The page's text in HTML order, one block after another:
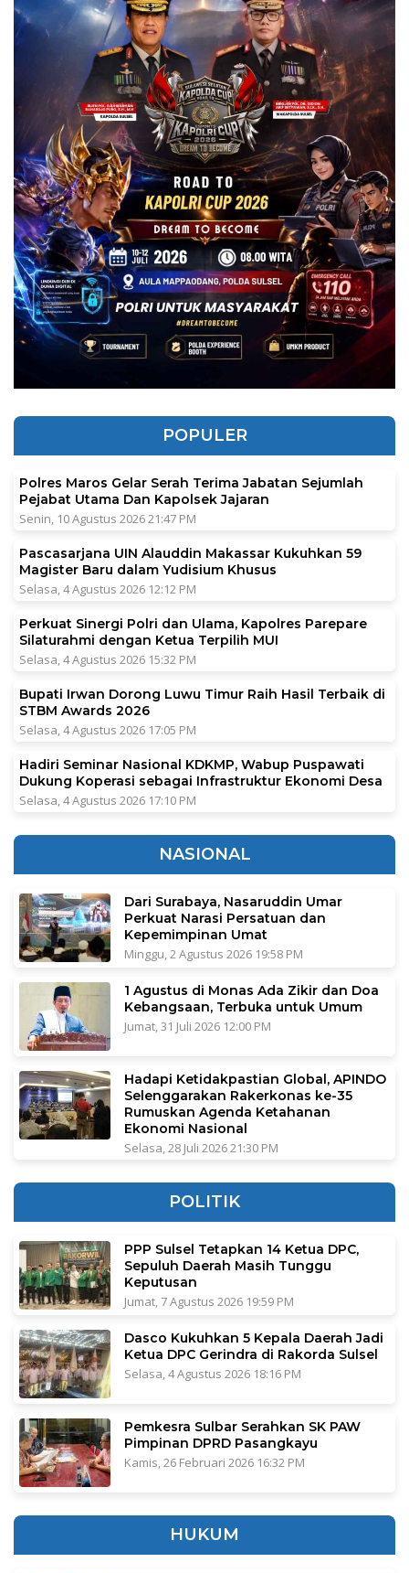
POPULER
Polres Maros Gelar Serah Terima Jabatan Sejumlah
Pejabat Utama Dan Kapolsek Jajaran
Senin, 10 Agustus 2026 21:47 PM
Pascasarjana UIN Alauddin Makassar Kukuhkan 59
Magister Baru dalam Yudisium Khusus
Selasa, 4 Agustus 2026 12:12 PM
Perkuat Sinergi Polri dan Ulama, Kapolres Parepare
Silaturahmi dengan Ketua Terpilih MUI
Selasa, 4 Agustus 2026 15:32 PM
Bupati Irwan Dorong Luwu Timur Raih Hasil Terbaik di
STBM Awards 2026
Selasa, 4 Agustus 2026 17:05 PM
Hadiri Seminar Nasional KDKMP, Wabup Puspawati
Dukung Koperasi sebagai Infrastruktur Ekonomi Desa
Selasa, 4 Agustus 2026 17:10 PM
NASIONAL
Dari Surabaya, Nasaruddin Umar
Perkuat Narasi Persatuan dan
Kepemimpinan Umat
Minggu, 2 Agustus 2026 19:58 PM
1 Agustus di Monas Ada Zikir dan Doa
Kebangsaan, Terbuka untuk Umum
Jumat, 31 Juli 2026 12:00 PM
Hadapi Ketidakpastian Global, APINDO
Selenggarakan Rakerkonas ke-35
Rumuskan Agenda Ketahanan
Ekonomi Nasional
Selasa, 28 Juli 2026 21:30 PM
POLITIK
PPP Sulsel Tetapkan 14 Ketua DPC,
Sepuluh Daerah Masih Tunggu
Keputusan
Jumat, 7 Agustus 2026 19:59 PM
Dasco Kukuhkan 5 Kepala Daerah Jadi
Ketua DPC Gerindra di Rakorda Sulsel
Selasa, 4 Agustus 2026 18:16 PM
Pemkesra Sulbar Serahkan SK PAW
Pimpinan DPRD Pasangkayu
Kamis, 26 Februari 2026 16:32 PM
HUKUM